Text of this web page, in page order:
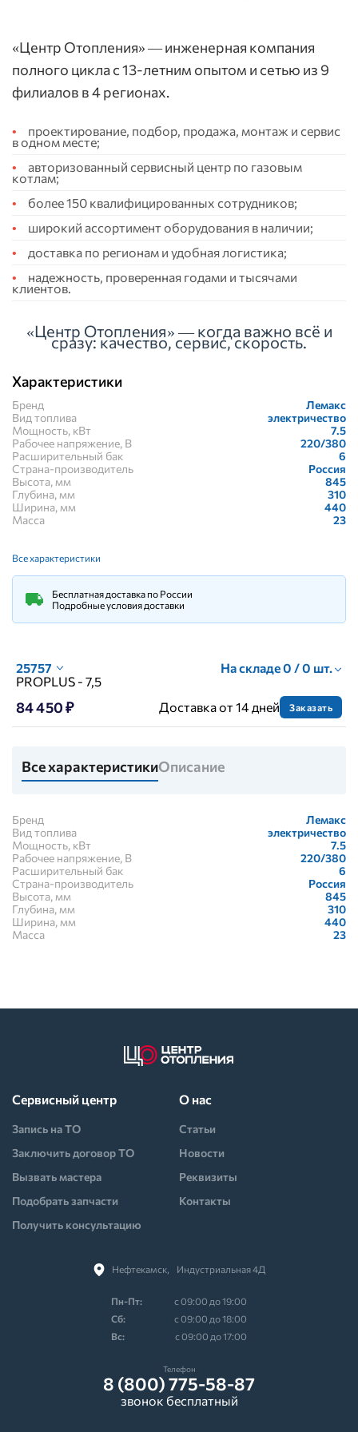
«Центр Отопления» — инженерная компания
полного цикла с 13-летним опытом и сетью из 9
филиалов в 4 регионах.
проектирование, подбор, продажа, монтаж и сервис
в одном месте;
авторизованный сервисный центр по газовым
котлам;
более 150 квалифицированных сотрудников;
широкий ассортимент оборудования в наличии;
доставка по регионам и удобная логистика;
надежность, проверенная годами и тысячами
клиентов.
«Центр Отопления» — когда важно всё и
сразу: качество, сервис, скорость.
Характеристики
Бренд
Лемакс
Вид топлива
электричество
Мощность, кВт
7.5
Рабочее напряжение, В
220/380
Расширительный бак
6
Страна-производитель
Россия
Высота, мм
845
Глубина, мм
310
Ширина, мм
440
Масса
23
Все характеристики
Бесплатная доставка по России
Подробные условия доставки
25757
На складе 0 / 0 шт.
PROPLUS - 7,5
84 450 ₽ Доставка от 14 дней Заказать
Все характеристикиОписание
Бренд
Лемакс
Вид топлива
электричество
Мощность, кВт
7.5
Рабочее напряжение, В
220/380
Расширительный бак
6
Страна-производитель
Россия
Высота, мм
845
Глубина, мм
310
Ширина, мм
440
Масса
23
Нефтекамск,⠀Индустриальная 4Д
Пн-Пт:
с 09:00 до 19:00
Cб:
с 09:00 до 18:00
Вс:
с 09:00 до 17:00
Сервисный центр
Запись на ТО
Заключить договор ТО
Вызвать мастера
Подобрать запчасти
Получить консультацию
О нас
Статьи
Новости
Реквизиты
Контакты
Телефон
8 (800) 775-58-87
звонок бесплатный